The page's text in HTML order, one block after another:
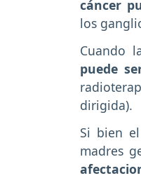
cáncer
los
Cuando
puede
dirigida).
Si bien
madres